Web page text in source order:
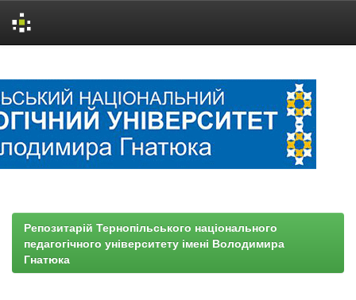
Репозитарій Тернопільського національного
педагогічного університету імені Володимира
Гнатюка